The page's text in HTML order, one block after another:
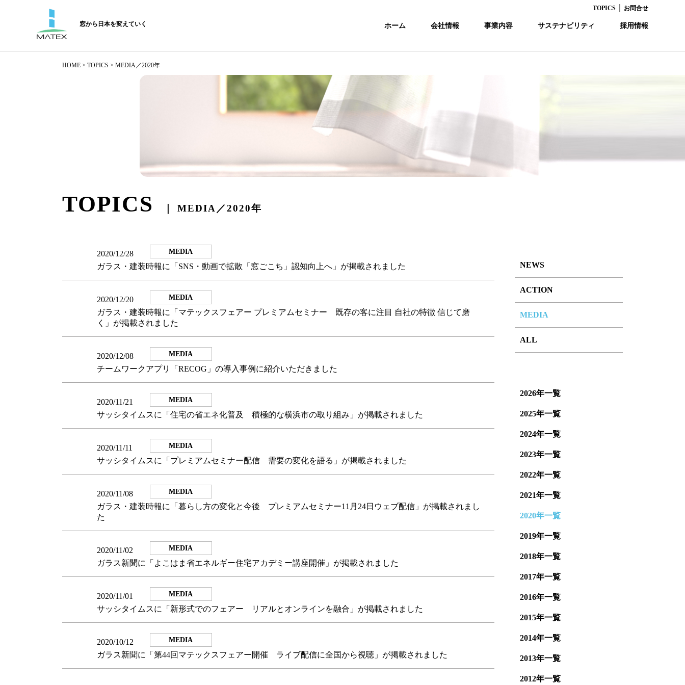
窓から日本を変えていく
TOPICS お問合せ
ホーム 会社情報 事業内容 サステナビリティ 採用情報
HOME > TOPICS > MEDIA／2020年
TOPICS ｜ MEDIA／2020年
2020/12/28 MEDIA
ガラス・建装時報に「SNS・動画で拡散「窓ごこち」認知向上へ」が掲載されました
2020/12/20 MEDIA
ガラス・建装時報に「マテックスフェアー プレミアムセミナー 既存の客に注目 自社の特徴 信じて磨
く」が掲載されました
2020/12/08 MEDIA
チームワークアプリ「RECOG」の導入事例に紹介いただきました
2020/11/21 MEDIA
サッシタイムスに「住宅の省エネ化普及 積極的な横浜市の取り組み」が掲載されました
2020/11/11 MEDIA
サッシタイムスに「プレミアムセミナー配信 需要の変化を語る」が掲載されました
2020/11/08 MEDIA
ガラス・建装時報に「暮らし方の変化と今後 プレミアムセミナー11月24日ウェブ配信」が掲載されまし
た
2020/11/02 MEDIA
ガラス新聞に「よこはま省エネルギー住宅アカデミー講座開催」が掲載されました
2020/11/01 MEDIA
サッシタイムスに「新形式でのフェアー リアルとオンラインを融合」が掲載されました
2020/10/12 MEDIA
ガラス新聞に「第44回マテックスフェアー開催 ライブ配信に全国から視聴」が掲載されました
NEWS
ACTION
MEDIA
ALL
2026年一覧
2025年一覧
2024年一覧
2023年一覧
2022年一覧
2021年一覧
2020年一覧
2019年一覧
2018年一覧
2017年一覧
2016年一覧
2015年一覧
2014年一覧
2013年一覧
2012年一覧